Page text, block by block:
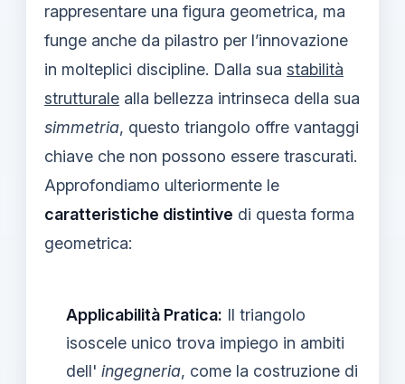
rappresentare una figura geometrica, ma
funge anche da pilastro per l’innovazione
in molteplici discipline. Dalla sua stabilità
strutturale alla bellezza intrinseca della sua
simmetria, questo triangolo offre vantaggi
chiave che non possono essere trascurati.
Approfondiamo ulteriormente le
caratteristiche distintive di questa forma
geometrica:
Applicabilità Pratica: Il triangolo
isoscele unico trova impiego in ambiti
dell' ingegneria, come la costruzione di